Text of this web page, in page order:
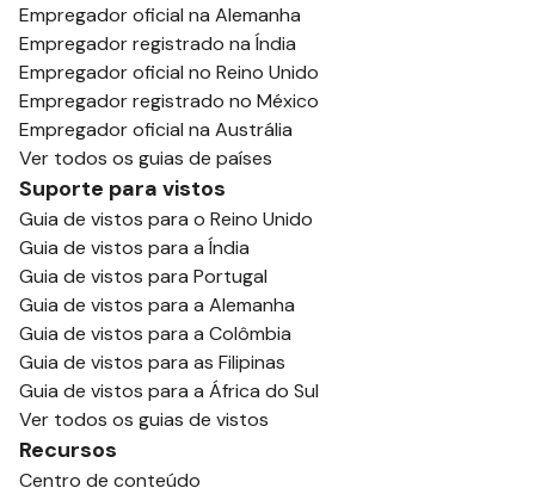
Empregador oficial na Alemanha
Empregador registrado na Índia
Empregador oficial no Reino Unido
Empregador registrado no México
Empregador oficial na Austrália
Ver todos os guias de países
Suporte para vistos
Guia de vistos para o Reino Unido
Guia de vistos para a Índia
Guia de vistos para Portugal
Guia de vistos para a Alemanha
Guia de vistos para a Colômbia
Guia de vistos para as Filipinas
Guia de vistos para a África do Sul
Ver todos os guias de vistos
Recursos
Centro de conteúdo